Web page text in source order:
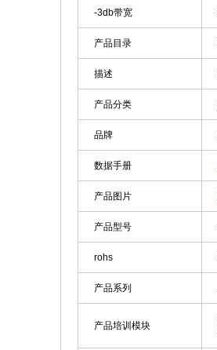
-3db带宽
产品目录
描述
产品分类
品牌
数据手册
产品图片
产品型号
rohs
产品系列
产品培训模块